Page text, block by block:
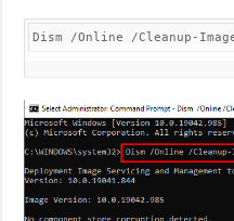
Dism /Online /Cleanup-